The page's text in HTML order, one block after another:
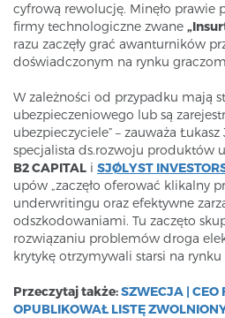
cyfrową rewolucję. Minęło prawie
firmy technologiczne zwane
razu zaczęły grać awanturników
doświadczonym na rynku
W zależności od przypadku mają
ubezpieczeniowego lub są
ubezpieczyciele” – zauważa
specjalista ds.rozwoju produktów
B2 CAPITAL i SJØLYST
upów „zaczęło oferować klikalny
underwritingu oraz efektywne
odszkodowaniami. Tu zaczęto
rozwiązaniu problemów droga
krytykę otrzymywali starsi na rynku
Przeczytaj także:SZWECJA | CEO
OPUBLIKOWAŁ LISTĘ